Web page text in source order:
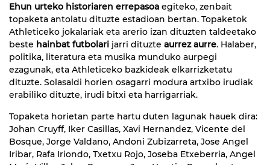
Ehun urteko historiaren errepasoa egiteko, zenbait
topaketa antolatu dituzte estadioan bertan. Topaketok
Athleticeko jokalariak eta arerio izan dituzten taldeetako
beste hainbat futbolari jarri dituzte aurrez aurre. Halaber,
politika, literatura eta musika munduko aurpegi
ezagunak, eta Athleticeko bazkideak elkarrizketatu
dituzte. Solasaldi horien osagarri modura artxibo irudiak
erabiliko dituzte, irudi bitxi eta harrigarriak.
Topaketa horietan parte hartu duten lagunak hauek dira:
Johan Cruyff, Iker Casillas, Xavi Hernandez, Vicente del
Bosque, Jorge Valdano, Andoni Zubizarreta, Jose Angel
Iribar, Rafa Iriondo, Txetxu Rojo, Joseba Etxeberria, Angel